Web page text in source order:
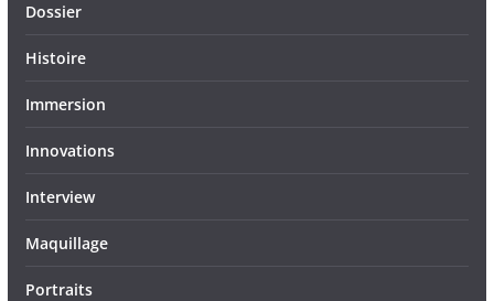
Dossier
Histoire
Immersion
Innovations
Interview
Maquillage
Portraits